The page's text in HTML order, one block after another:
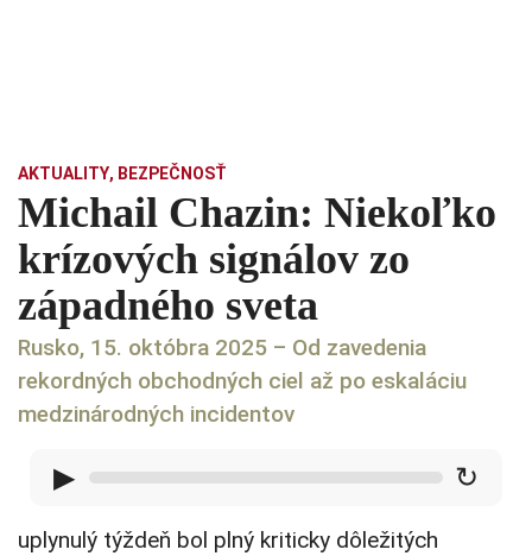
AKTUALITY, BEZPEČNOSŤ
Michail Chazin: Niekoľko
krízových signálov zo
západného sveta
Rusko, 15. októbra 2025 – Od zavedenia
rekordných obchodných ciel až po eskaláciu
medzinárodných incidentov
▶ ↻
uplynulý týždeň bol plný kriticky dôležitých